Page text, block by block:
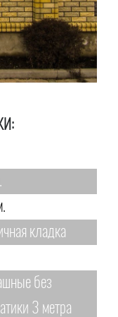
кладка
без
3 метра